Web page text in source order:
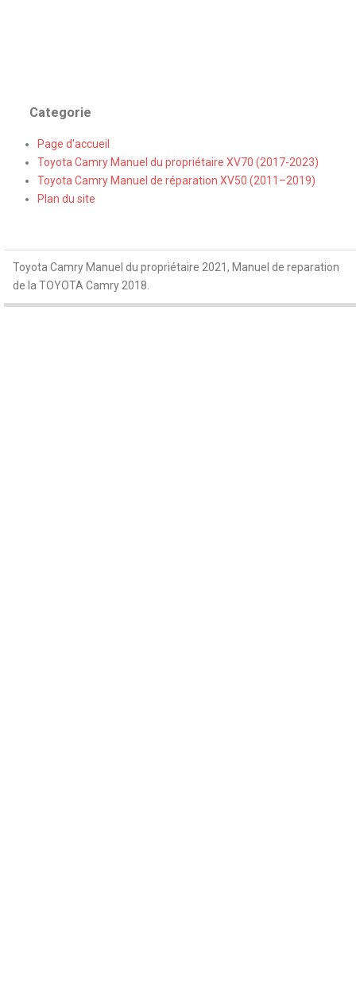
Categorie
Page d'accueil
Toyota Camry Manuel du propriétaire XV70 (2017-2023)
Toyota Camry Manuel de réparation XV50 (2011–2019)
Plan du site
Toyota Camry Manuel du propriétaire 2021, Manuel de reparation
de la TOYOTA Camry 2018.